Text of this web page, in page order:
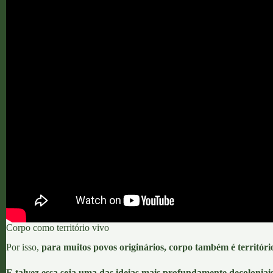
Corpo como território vivo
Por isso, para muitos povos originários, corpo também é